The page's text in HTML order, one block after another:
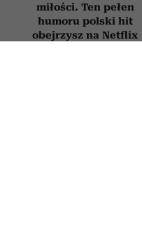
miłości. Ten pełen
humoru polski hit
obejrzysz na Netflix